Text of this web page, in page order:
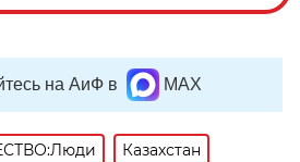
на АиФ в MAX
Казахстан